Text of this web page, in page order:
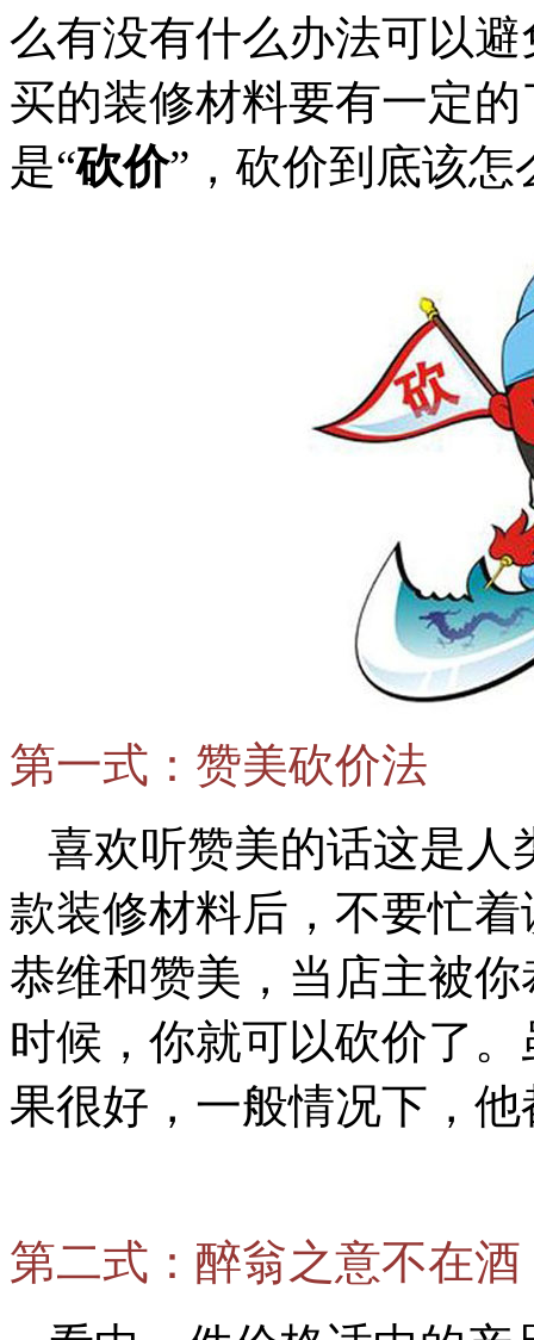
么有没有什么办法可以
买的装修材料要有一定
是“砍价”，砍价到底该怎
第一式：赞美砍价法
喜欢听赞美的话这是人
款装修材料后，不要忙
恭维和赞美，当店主被
时候，你就可以砍价了
果很好，一般情况下，
第二式：醉翁之意不在酒